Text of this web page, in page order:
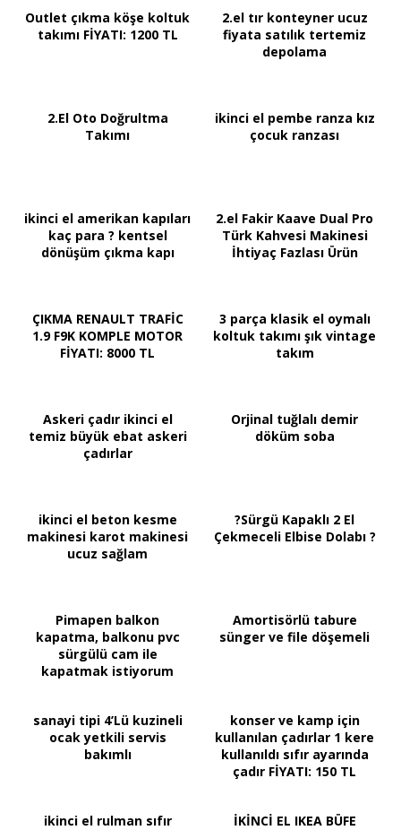
Outlet çıkma köşe koltuk
takımı FİYATI: 1200 TL
2.el tır konteyner ucuz
fiyata satılık tertemiz
depolama
2.El Oto Doğrultma
Takımı
ikinci el pembe ranza kız
çocuk ranzası
ikinci el amerikan kapıları
kaç para ? kentsel
dönüşüm çıkma kapı
2.el Fakir Kaave Dual Pro
Türk Kahvesi Makinesi
İhtiyaç Fazlası Ürün
ÇIKMA RENAULT TRAFİC
1.9 F9K KOMPLE MOTOR
FİYATI: 8000 TL
3 parça klasik el oymalı
koltuk takımı şık vintage
takım
Askeri çadır ikinci el
temiz büyük ebat askeri
çadırlar
Orjinal tuğlalı demir
döküm soba
ikinci el beton kesme
makinesi karot makinesi
ucuz sağlam
?Sürgü Kapaklı 2 El
Çekmeceli Elbise Dolabı ?
Pimapen balkon
kapatma, balkonu pvc
sürgülü cam ile
kapatmak istiyorum
Amortisörlü tabure
sünger ve file döşemeli
sanayi tipi 4’Lü kuzineli
ocak yetkili servis
bakımlı
konser ve kamp için
kullanılan çadırlar 1 kere
kullanıldı sıfır ayarında
çadır FİYATI: 150 TL
ikinci el rulman sıfır
İKİNCİ EL IKEA BÜFE